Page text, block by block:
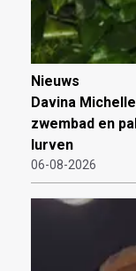
Nieuws
Davina
zwembad en
lurven
06-08-2026